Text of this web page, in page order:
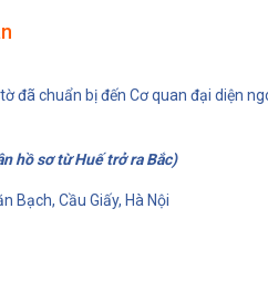
đã chuẩn bị đến Cơ quan đại diện
hồ sơ từ Huế trở ra Bắc)
Bạch, Cầu Giấy, Hà Nội